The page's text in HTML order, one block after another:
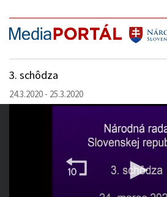
3. schôdza
24.3.2020 - 25.3.2020